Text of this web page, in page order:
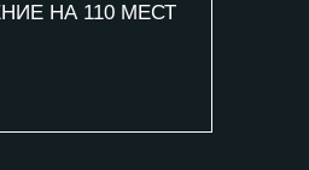
НА 110 МЕСТ